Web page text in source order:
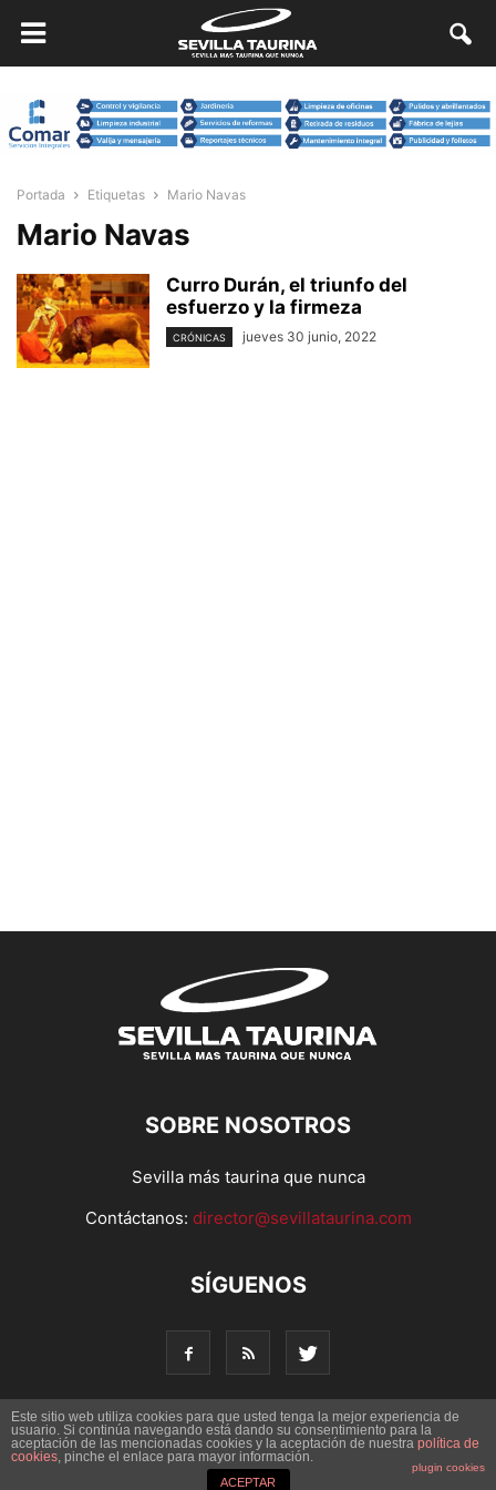
Portada Etiquetas Mario Navas
Mario Navas
Curro Durán, el triunfo del
esfuerzo y la firmeza
CRÓNICAS jueves 30 junio, 2022
SOBRE NOSOTROS
Sevilla más taurina que nunca
Contáctanos: director@sevillataurina.com
SÍGUENOS
© Copyright 2016 - Sevilla Taurina. Todos los derechos
reservados | Desarrollado por
Este sitio web utiliza cookies para que usted tenga la mejor experiencia de
usuario. Si continúa navegando está dando su consentimiento para la
aceptación de las mencionadas cookies y la aceptación de nuestra política de
cookies, pinche el enlace para mayor información.
plugin cookies
ACEPTAR